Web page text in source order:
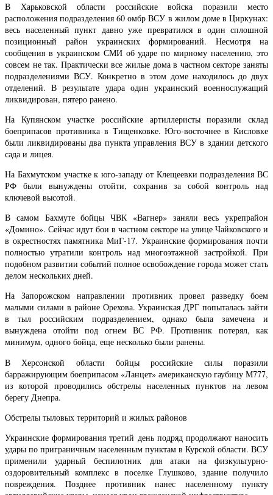
В Харьковской области российские войска поразили место
расположения подразделения 60 омбр ВСУ в жилом доме в Циркунах:
весь населенный пункт давно уже превратился в один сплошной
позиционный район украинских формирований. Несмотря на
сообщения в украинском СМИ об ударе по мирному населению, это
совсем не так. Практически все жилые дома в частном секторе заняты
подразделениями ВСУ. Конкретно в этом доме находилось до двух
отделений. В результате удара один украинский военнослужащий
ликвидирован, пятеро ранено.
На Купянском участке российские артиллеристы поразили склад
боеприпасов противника в Тищенковке. Юго-восточнее в Кисловке
были ликвидированы два пункта управления ВСУ в здании детского
сада и лицея.
На Бахмутском участке к юго-западу от Клещеевки подразделения ВС
РФ были вынуждены отойти, сохранив за собой контроль над
ключевой высотой.
В самом Бахмуте бойцы ЧВК «Вагнер» заняли весь укрепрайон
«Домино». Сейчас идут бои в частном секторе на улице Чайковского и
в окрестностях памятника МиГ-17. Украинские формирования почти
полностью утратили контроль над многоэтажной застройкой. При
подобном развитии событий полное освобождение города может стать
делом нескольких дней.
На Запорожском направлении противник провел разведку боем
малыми силами в районе Орехова. Украинская ДРГ попыталась зайти
в тыл российским подразделением, однако была замечена и
вынуждена отойти под огнем ВС РФ. Противник потерял, как
минимум, одного бойца, еще несколько были ранены.
В Херсонской области бойцы российские силы поразили
барражирующим боеприпасом «Ланцет» американскую гаубицу М777,
из которой проводились обстрелы населенных пунктов на левом
берегу Днепра.
Обстрелы тыловых территорий и жилых районов
Украинские формирования третий день подряд продолжают наносить
удары по приграничным населенным пунктам в Курской области. ВСУ
применили ударный беспилотник для атаки на физкультурно-
оздоровительный комплекс в поселке Глушково, здание получило
повреждения. Позднее противник нанес населенному пункту